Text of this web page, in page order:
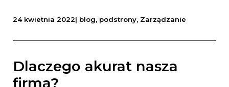
24 kwietnia 2022| blog, podstrony, Zarządzanie
Dlaczego akurat nasza
firma?